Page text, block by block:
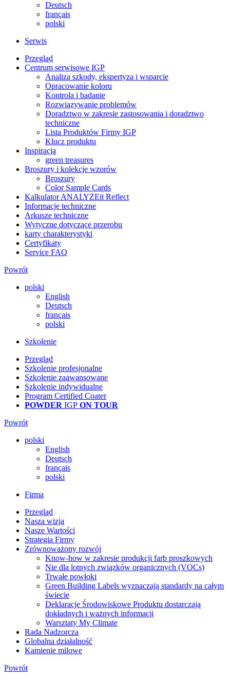
Deutsch
français
polski
Serwis
Przegląd
Centrum serwisowe IGP
Analiza szkody, ekspertyza i wsparcie
Opracowanie koloru
Kontrola i badanie
Rozwiązywanie problemów
Doradztwo w zakresie zastosowania i doradztwo
techniczne
Lista Produktów Firmy IGP
Klucz produktu
Inspiracja
green treasures
Broszury i kolekcje wzorów
Broszury
Color Sample Cards
Kalkulator ANALYZEit Reflect
Informacje techniczne
Arkusze techniczne
Wytyczne dotyczące przerobu
karty charakterystyki
Certyfikaty
Service FAQ
Powrót
polski
English
Deutsch
français
polski
Szkolenie
Przegląd
Szkolenie profesjonalne
Szkolenie zaawansowane
Szkolenie indywidualne
Program Certified Coater
POWDER IGP ON TOUR
Powrót
polski
English
Deutsch
français
polski
Firma
Przegląd
Nasza wizja
Nasze Wartości
Strategia Firmy
Zrównoważony rozwój
Know-how w zakresie produkcji farb proszkowych
Nie dla lotnych związków organicznych (VOCs)
Trwałe powłoki
Green Building Labels wyznaczają standardy na całym
świecie
Deklaracje Środowiskowe Produktu dostarczają
dokładnych i ważnych informacji
Warsztaty My Climate
Rada Nadzorcza
Globalna działalność
Kamienie milowe
Powrót